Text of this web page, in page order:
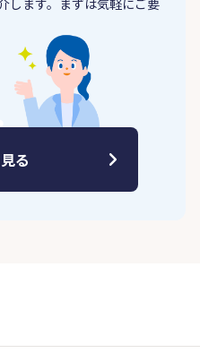
します。まずは気軽にご要
る